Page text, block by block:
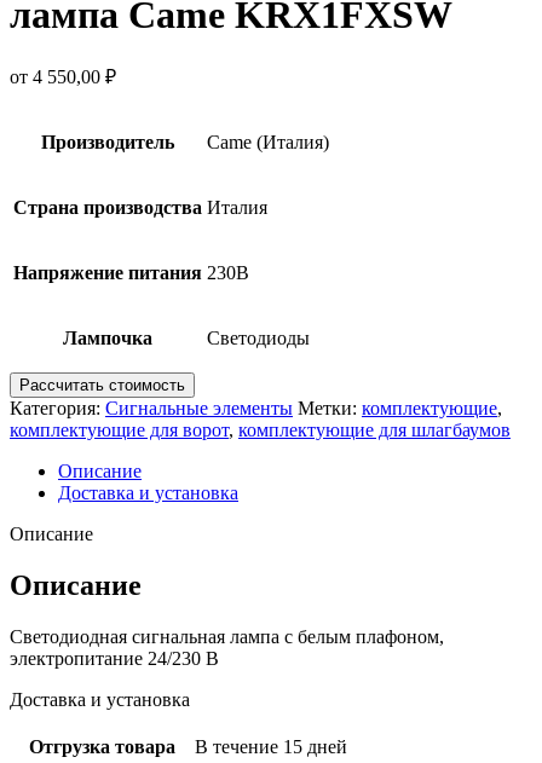
лампа Came KRX1FXSW
от 4 550,00 ₽
Производитель Came (Италия)
Страна производства Италия
Напряжение питания 230В
Лампочка Светодиоды
Рассчитать стоимость
Категория: Сигнальные элементы Метки: комплектующие,
комплектующие для ворот, комплектующие для шлагбаумов
Описание
Доставка и установка
Описание
Описание
Светодиодная сигнальная лампа с белым плафоном,
электропитание 24/230 В
Доставка и установка
Отгрузка товара
В течение 15 дней